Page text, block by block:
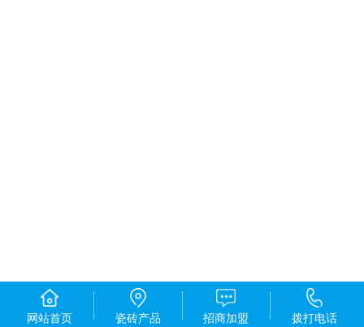
网站首页 瓷砖产品 招商加盟 拨打电话